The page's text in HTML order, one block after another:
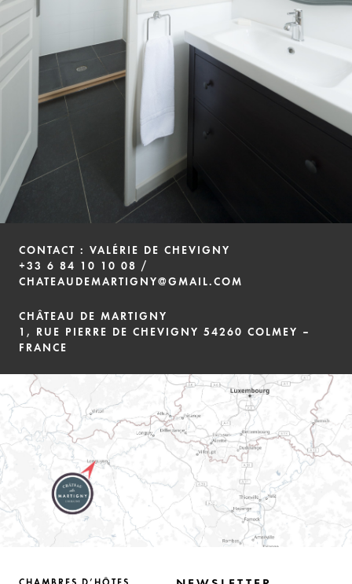
CONTACT : VALÉRIE DE CHEVIGNY
+33 6 84 10 10 08 /
CHATEAUDEMARTIGNY@GMAIL.COM
CHÂTEAU DE MARTIGNY
1, RUE PIERRE DE CHEVIGNY 54260 COLMEY –
FRANCE